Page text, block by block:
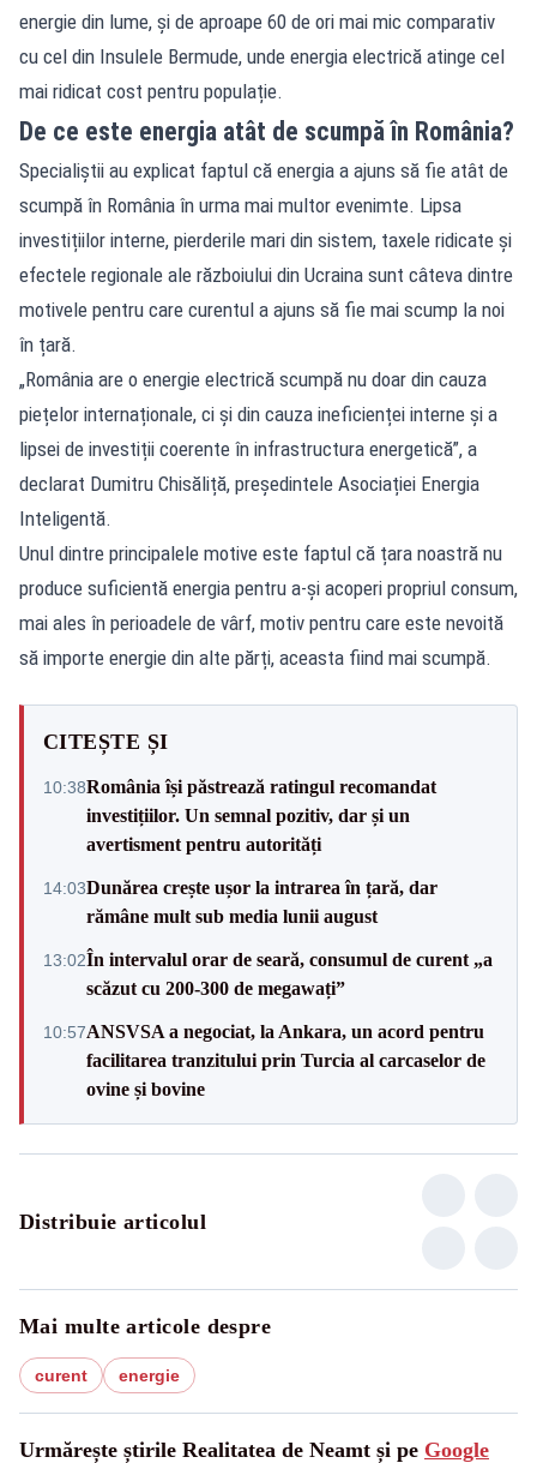
energie din lume, și de aproape 60 de ori mai mic comparativ
cu cel din Insulele Bermude, unde energia electrică atinge cel
mai ridicat cost pentru populație.
De ce este energia atât de scumpă în România?
Specialiștii au explicat faptul că energia a ajuns să fie atât de
scumpă în România în urma mai multor evenimte. Lipsa
investițiilor interne, pierderile mari din sistem, taxele ridicate și
efectele regionale ale războiului din Ucraina sunt câteva dintre
motivele pentru care curentul a ajuns să fie mai scump la noi
în țară.
„România are o energie electrică scumpă nu doar din cauza
piețelor internaționale, ci și din cauza ineficienței interne și a
lipsei de investiții coerente în infrastructura energetică”, a
declarat Dumitru Chisăliță, președintele Asociației Energia
Inteligentă.
Unul dintre principalele motive este faptul că țara noastră nu
produce suficientă energia pentru a-și acoperi propriul consum,
mai ales în perioadele de vârf, motiv pentru care este nevoită
să importe energie din alte părți, aceasta fiind mai scumpă.
CITEȘTE ȘI
10:38România își păstrează ratingul recomandat
investițiilor. Un semnal pozitiv, dar și un
avertisment pentru autorități
14:03Dunărea crește ușor la intrarea în țară, dar
rămâne mult sub media lunii august
13:02În intervalul orar de seară, consumul de curent „a
scăzut cu 200-300 de megawați”
10:57ANSVSA a negociat, la Ankara, un acord pentru
facilitarea tranzitului prin Turcia al carcaselor de
ovine și bovine
Distribuie articolul
Mai multe articole despre
curent energie
Urmărește știrile Realitatea de Neamt și pe Google